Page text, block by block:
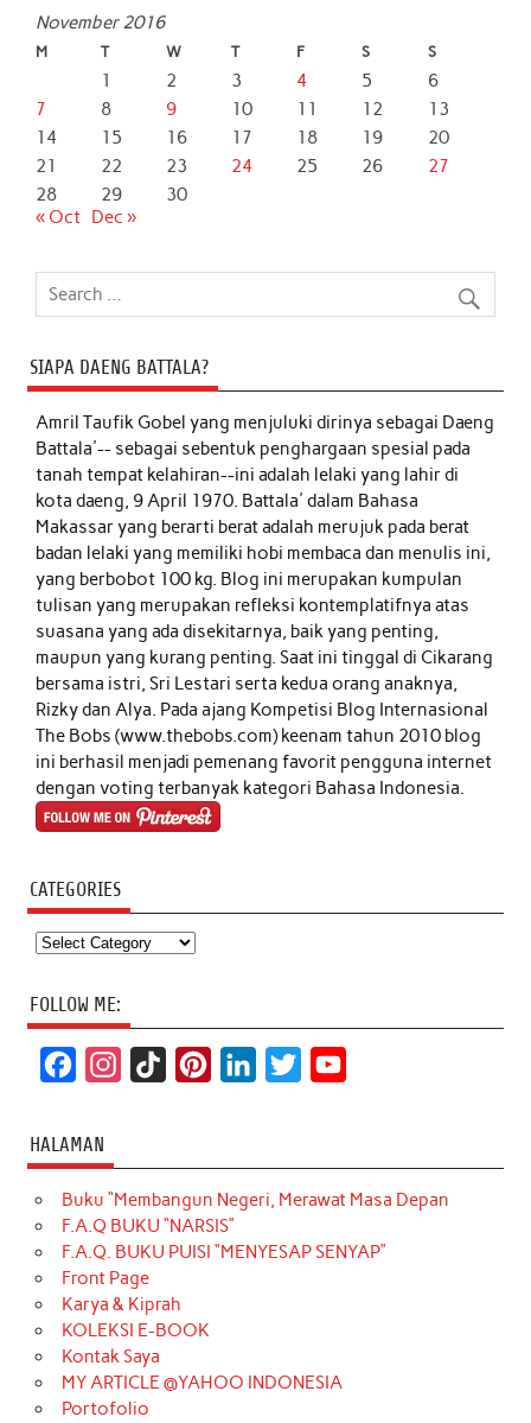
November 2016
M T W T F S S
1 2 3 4 5
6
7
8 9 10 11 12
13
14
15 16 17 18 19
20
21
22 23 24 25 26
27
28
29
30
« Oct Dec »
SIAPA DAENG BATTALA?
Amril Taufik Gobelyang menjuluki dirinya sebagai Daeng
Battala'-- sebagai sebentuk penghargaan spesial pada
tanah tempat kelahiran--ini adalah lelaki yang lahir di
kota daeng, 9 April 1970. Battala' dalam Bahasa
Makassar yang berarti berat adalah merujuk pada berat
badan lelaki yang memiliki hobi membaca dan menulis ini,
yang berbobot 100 kg. Blog ini merupakan kumpulan
tulisan yang merupakan refleksi kontemplatifnya atas
suasana yang ada disekitarnya, baik yang penting,
maupun yang kurang penting. Saat ini tinggal di Cikarang
bersama istri, Sri Lestari serta kedua orang anaknya,
Rizky dan Alya. Pada ajang Kompetisi Blog Internasional
The Bobs (www.thebobs.com) keenam tahun 2010 blog
ini berhasil menjadi pemenang favorit pengguna internet
dengan voting terbanyak kategori Bahasa Indonesia.
CATEGORIES
Categories
FOLLOW ME:
c
e
b
o
o
k
t
a
g
r
a
m
T
o
k
t
e
r
k
e
d
t
t
e
T
u
b
HALAMAN
Buku “Membangun Negeri, Merawat Masa Depan
F.A.Q BUKU “NARSIS”
F.A.Q. BUKU PUISI “MENYESAP SENYAP”
Front Page
Karya & Kiprah
KOLEKSI E-BOOK
Kontak Saya
MY ARTICLE @YAHOO INDONESIA
Portofolio